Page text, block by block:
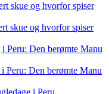
skue og hvorfor spiser
skue og hvorfor spiser
Peru: Den berømte Manu
Peru: Den berømte Manu
i Peru